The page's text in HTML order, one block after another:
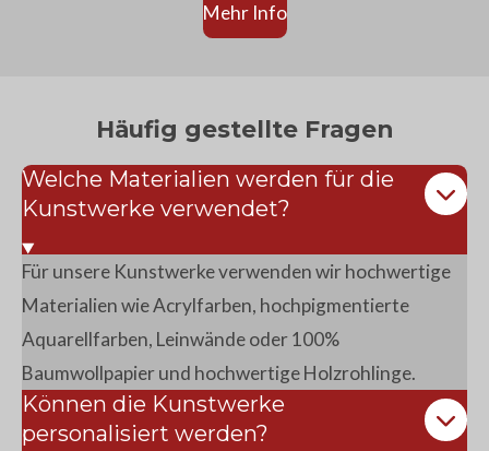
Mehr Info
Häufig gestellte Fragen
Welche Materialien werden für die
Kunstwerke verwendet?
Für unsere Kunstwerke verwenden wir hochwertige
Materialien wie Acrylfarben, hochpigmentierte
Aquarellfarben, Leinwände oder 100%
Baumwollpapier und hochwertige Holzrohlinge.
Können die Kunstwerke
personalisiert werden?